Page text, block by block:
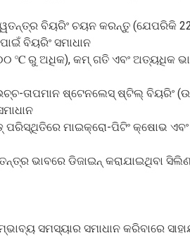
ବିୟରିଂ ଚୟନ କରନ୍ତୁ (ଯେପରିକି
ବିୟରିଂ ସମାଧାନ
℃ ରୁ ଅଧିକ), କମ୍ ଗତି ଏବଂ ଅତ୍ୟଧିକ
ତାପମାନ ଷ୍ଟେନଲେସ୍ ଷ୍ଟିଲ୍ ବିୟରିଂ
ପରିସ୍ଥିତିରେ ମାଇକ୍ରୋ-ପିଟିଂ କ୍ଷୋଭ
ଭାବରେ ଡିଜାଇନ୍ କରାଯାଇଥିବା
ସମସ୍ୟାର ସମାଧାନ କରିବାରେ